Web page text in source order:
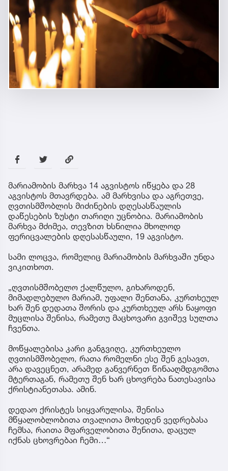
მარიამობის მარხვა 14 აგვისტოს იწყება და 28
აგვისტოს მთავრდება. ამ მარხვისა და აგრეთვე,
ღვთისმშობლის მიძინების დღესასწაულის
დაწესების ზუსტი თარიღი უცნობია. მარიამობის
მარხვა მძიმეა, თევზით ხსნილია მხოლოდ
ფერიცვალების დღესასწაული, 19 აგვისტო.
სამი ლოცვა, რომელიც მარიამობის მარხვაში უნდა
ვიკითხოთ.
„ღვთისმშობელო ქალწულო, გიხაროდენ,
მიმადლებულო მარიამ, უფალი შენთანა, კურთხეულ
ხარ შენ დედათა შორის და კურთხეულ არს ნაყოფი
მუცლისა შენისა, რამეთუ მაცხოვარი გვიშევ სულთა
ჩვენთა.
მოწყალებისა კარი განგვიღე, კურთხეულო
ღვთისმშობელო, რათა რომელნი ესე შენ გესავთ,
არა დავეცნეთ, არამედ განვერნეთ წინააღმდგომთა
მტერთაგან, რამეთუ შენ ხარ ცხოვრება ნათესავისა
ქრისტიანეთასა. ამინ.
დედაო ქრისტეს სიყვარულისა, შენისა
მწყალობლობითა თვალითა მოხედენ ვედრებასა
ჩემსა, რაითა მფარველობითა შენითა, დაცულ
იქნას ცხოვრებაი ჩემი…“